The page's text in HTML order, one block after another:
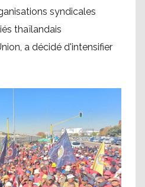
syndicales
thaïlandais
a décidé d'intensifier